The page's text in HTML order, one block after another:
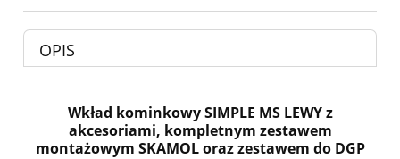
OPIS
Wkład kominkowy SIMPLE MS LEWY z
akcesoriami, kompletnym zestawem
montażowym SKAMOL oraz zestawem do DGP